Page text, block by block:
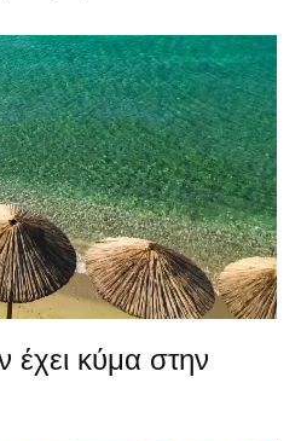
έχει κύμα στην